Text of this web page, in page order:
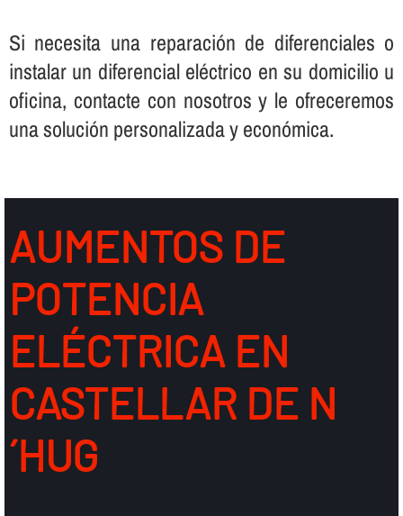
Si necesita una reparación de diferenciales o
instalar un diferencial eléctrico en su domicilio u
oficina, contacte con nosotros y le ofreceremos
una solución personalizada y económica.
AUMENTOS DE
POTENCIA
ELÉCTRICA EN
CASTELLAR DE N
´HUG